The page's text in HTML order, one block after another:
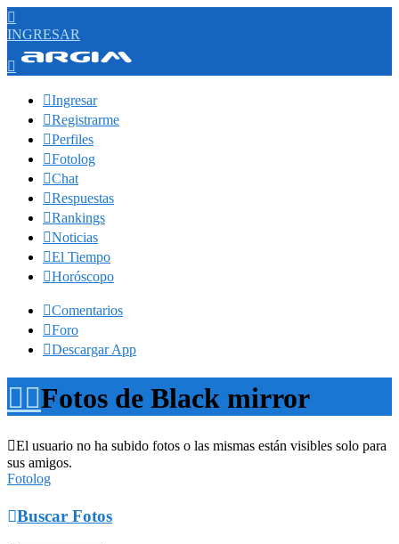

INGRESAR

Ingresar
Registrarme
Perfiles
Fotolog
Chat
Respuestas
Rankings
Noticias
El Tiempo
Horóscopo
Comentarios
Foro
Descargar App
Fotos de Black mirror
El usuario no ha subido fotos o las mismas están visibles solo para
sus amigos.
Fotolog
Buscar Fotos